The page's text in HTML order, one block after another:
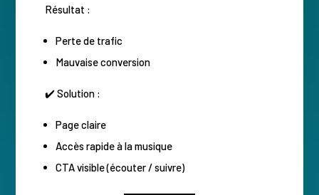
Résultat :
Perte de trafic
Mauvaise conversion
✔️ Solution :
Page claire
Accès rapide à la musique
CTA visible (écouter / suivre)